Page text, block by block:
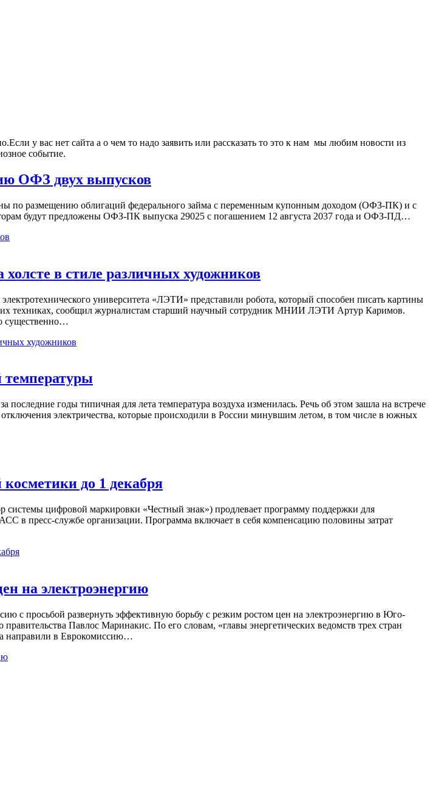
у вас нет сайта а о чем то надо заявить или рассказать то это к нам мы любим новости из
событие.
ОФЗ двух выпусков
по размещению облигаций федерального займа с переменным купонным доходом (ОФЗ-ПК) и с
будут предложены ОФЗ-ПК выпуска 29025 с погашением 12 августа 2037 года и ОФЗ-ПД…
в стиле различных художников
университета «ЛЭТИ» представили робота, который способен писать картины
техниках, сообщил журналистам старший научный сотрудник МНИИ ЛЭТИ Артур Каримов.
существенно…
художников
температуры
годы типичная для лета температура воздуха изменилась. Речь об этом зашла на встрече
электричества, которые происходили в России минувшим летом, в том числе в южных
до 1 декабря
цифровой маркировки «Честный знак») продлевает программу поддержки для
в пресс-службе организации. Программа включает в себя компенсацию половины затрат
на электроэнергию
просьбой развернуть эффективную борьбу с резким ростом цен на электроэнергию в Юго-
Павлос Маринакис. По его словам, «главы энергетических ведомств трех стран
направили в Еврокомиссию…